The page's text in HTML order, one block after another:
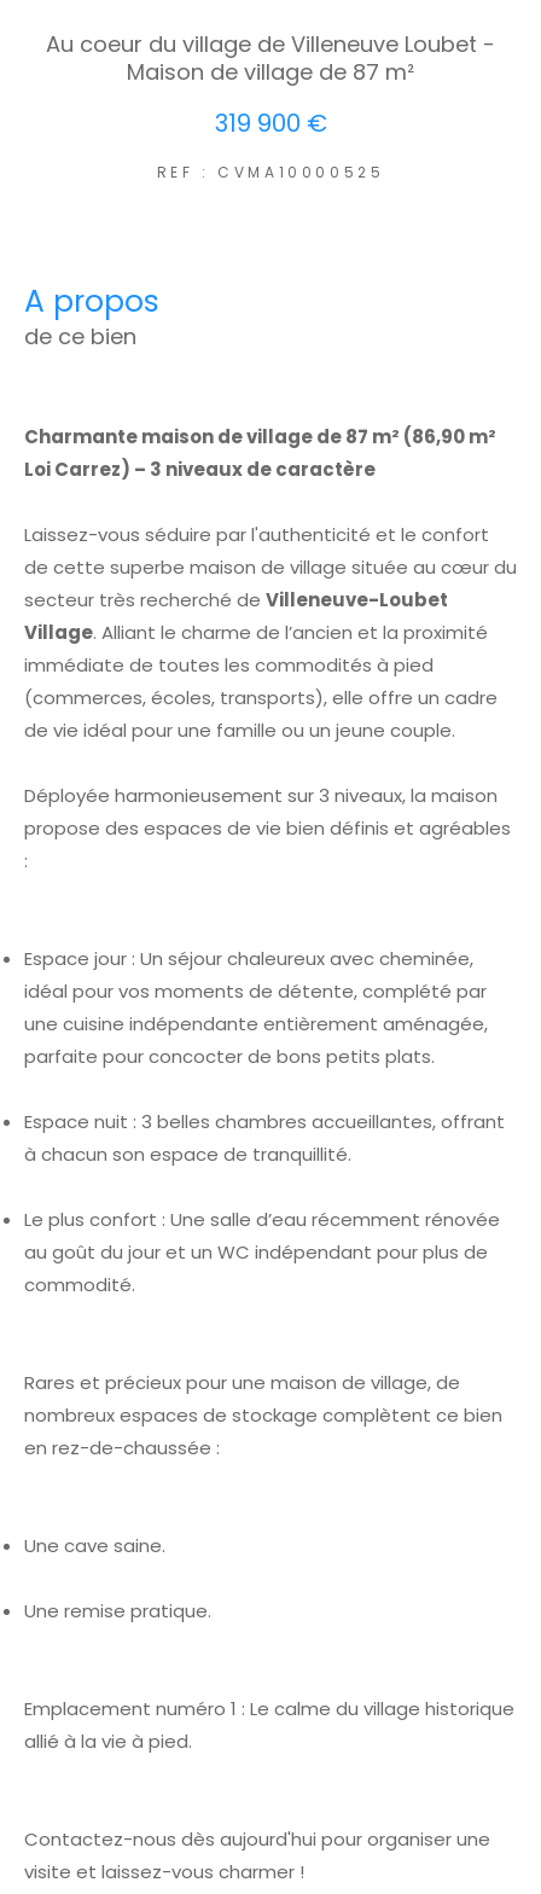
Au coeur du village de Villeneuve Loubet -
Maison de village de 87 m²
319 900 €
REF : CVMA10000525
a propos
de ce bien
Charmante maison de village de 87 m² (86,90 m²
Loi Carrez) – 3 niveaux de caractère
Laissez-vous séduire par l'authenticité et le confort
de cette superbe maison de village située au cœur du
secteur très recherché de Villeneuve-Loubet
Village. Alliant le charme de l’ancien et la proximité
immédiate de toutes les commodités à pied
(commerces, écoles, transports), elle offre un cadre
de vie idéal pour une famille ou un jeune couple.
Déployée harmonieusement sur 3 niveaux, la maison
propose des espaces de vie bien définis et agréables
:
Espace jour : Un séjour chaleureux avec cheminée,
idéal pour vos moments de détente, complété par
une cuisine indépendante entièrement aménagée,
parfaite pour concocter de bons petits plats.
Espace nuit : 3 belles chambres accueillantes, offrant
à chacun son espace de tranquillité.
Le plus confort : Une salle d’eau récemment rénovée
au goût du jour et un WC indépendant pour plus de
commodité.
Rares et précieux pour une maison de village, de
nombreux espaces de stockage complètent ce bien
en rez-de-chaussée :
Une cave saine.
Une remise pratique.
Emplacement numéro 1 : Le calme du village historique
allié à la vie à pied.
Contactez-nous dès aujourd'hui pour organiser une
visite et laissez-vous charmer !